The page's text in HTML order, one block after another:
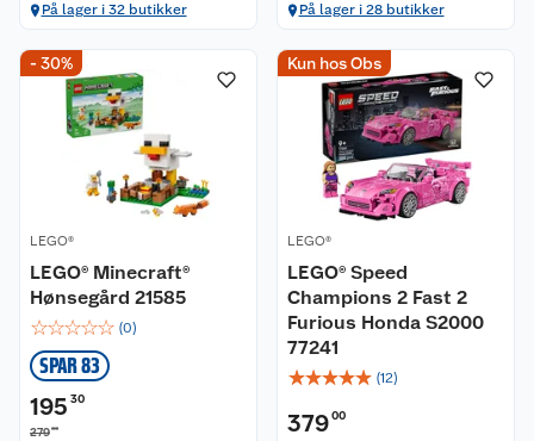
På lager i 32 butikker På lager i 28 butikker
- 30%
LEGO®
LEGO® Minecraft®
Hønsegård 21585
☆☆☆☆☆ (0)
SPAR 83
195 30
27900
Kun hos Obs
LEGO®
LEGO® Speed
Champions 2 Fast 2
Furious Honda S2000
77241
☆☆☆☆☆ (12)
37900